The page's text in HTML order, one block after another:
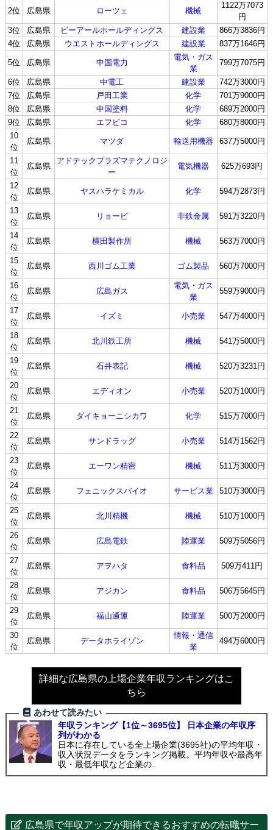
2位 広島県 ローツェ 機械
1122万7073
円
3位
広島県 ビーアールホールディングス 建設業
866万3836円
4位
広島県 ウエストホールディングス 建設業 837万1646円
5位 広島県 中国電力
電気・ガス
業
799万7075円
6位 広島県 中電工 建設業
742万3000円
7位
広島県 戸田工業 化学
701万9000円
8位
広島県 中国塗料 化学
689万2000円
9位
広島県 エフピコ 化学
680万8000円
10
位
広島県 マツダ 輸送用機器 637万5000円
11
位
広島県
アドテックプラズマテクノロジ
ー
電気機器 625万693円
12
位
広島県 ヤスハラケミカル 化学 594万2873円
13
位
広島県 リョービ 非鉄金属 591万3220円
14
位
広島県 横田製作所 機械 563万7000円
15
位
広島県 西川ゴム工業 ゴム製品 560万7000円
16
位
広島県 広島ガス
電気・ガス
業
559万9000円
17
位
広島県 イズミ 小売業 547万4000円
18
位
広島県 北川鉄工所 機械 541万5000円
19
位
広島県 石井表記 機械 520万3231円
20
位
広島県 エディオン 小売業 520万1000円
21
位
広島県 ダイキョーニシカワ 化学 515万7000円
22
位
広島県 サンドラッグ 小売業 514万1562円
23
位
広島県 エーワン精密 機械 511万3000円
24
位
広島県 フェニックスバイオ サービス業 510万3000円
25
位
広島県 北川精機 機械 510万1000円
26
位
広島県 広島電鉄 陸運業 509万5056円
27
位
広島県 アヲハタ 食料品 509万411円
28
位
広島県 アジカン 食料品 506万5645円
29
位
広島県 福山通運 陸運業 500万2000円
30
位
広島県 データホライゾン
情報・通信
業
494万6000円
詳細な広島県の上場企業年収ランキングはこ
ちら
あわせて読みたい
年収ランキング【1位～3695位】 日本企業の年収序
列がわかる
日本に存在している全上場企業(3695社)の平均年収・
収入状況データをランキング掲載。平均年収や最高年
収・最低年収など企業の..
広島県で年収アップが期待できるおすすめの転職サー